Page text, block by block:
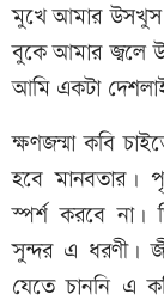
মুখে আমার
বুকে আমার জ্বলে
আমি একটা
ক্ষণজন্মা কবি
হবে মানবতার।
স্পর্শ করবে না।
সুন্দর এ ধরণী।
যেতে চাননি এ